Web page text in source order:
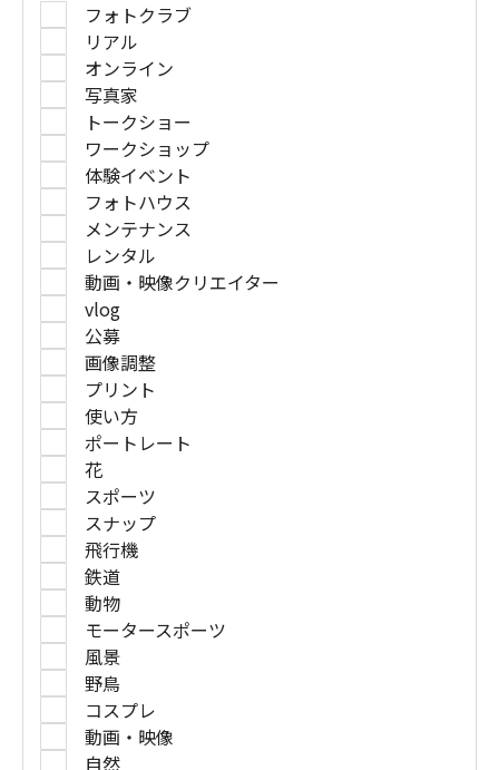
フォトクラブ
リアル
オンライン
写真家
トークショー
ワークショップ
体験イベント
フォトハウス
メンテナンス
レンタル
動画・映像クリエイター
vlog
公募
画像調整
プリント
使い方
ポートレート
花
スポーツ
スナップ
飛行機
鉄道
動物
モータースポーツ
風景
野鳥
コスプレ
動画・映像
自然